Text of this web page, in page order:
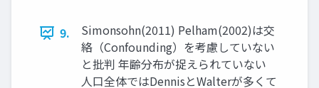
9.
Simonsohn(2011) Pelham(2002)は交
絡（Confounding）を考慮していない
と批判 年齢分布が捉えられていない
人口全体ではDennisとWalterが多くて